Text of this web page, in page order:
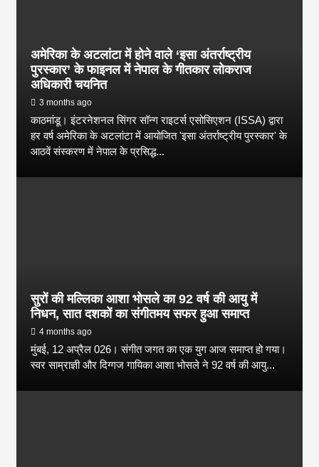
अमेरिका के अटलांटा में होने वाले ‘इसा अंतर्राष्ट्रीय
पुरस्कार’ के फाइनल में नेपाल के गीतकार लोकराज
अधिकारी चयनित
3 months ago
काठमांडू। इंटरनेशनल सिंगर सॉन्ग राइटर्स एसोसिएशन (ISSA) द्वारा
हर वर्ष अमेरिका के अटलांटा में आयोजित 'इसा अंतर्राष्ट्रीय पुरस्कार' के
आठवें संस्करण में नेपाल के प्रसिद्ध...
सुरों की मल्लिका आशा भोसले का 92 वर्ष की आयु में
निधन, सात दशकों का संगीतमय सफर हुआ समाप्त
4 months ago
मुंबई, 12 अप्रैल 026। संगीत जगत का एक युग आज समाप्त हो गया।
स्वर साम्राज्ञी और दिग्गज गायिका आशा भोसले ने 92 वर्ष की आयु...